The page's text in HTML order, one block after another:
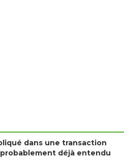
dans une transaction
déjà entendu